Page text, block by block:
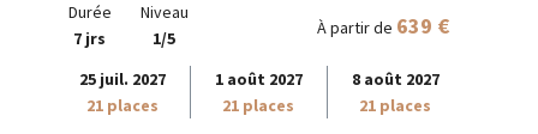
Durée
7 jrs
Niveau
1/5
À partir de 639 €
25 juil. 2027
21 places
1 août 2027
21 places
8 août 2027
21 places